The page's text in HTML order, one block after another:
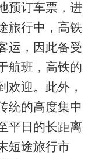
预订车票，进
旅行中，高铁
运，因此备受
航班，高铁的
欢迎。此外，
统的高度集中
平日的长距离
短途旅行市